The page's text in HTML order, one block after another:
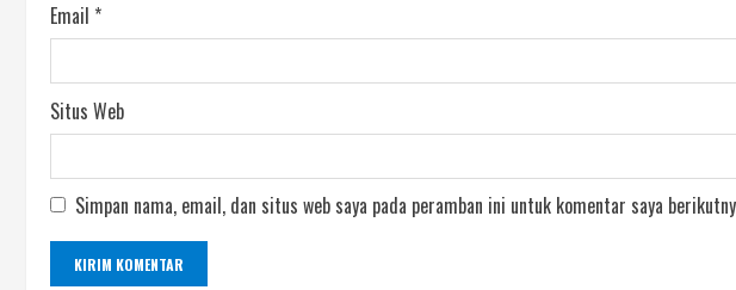
Email *
Situs Web
Simpan nama, email, dan situs web saya pada peramban ini untuk komentar saya